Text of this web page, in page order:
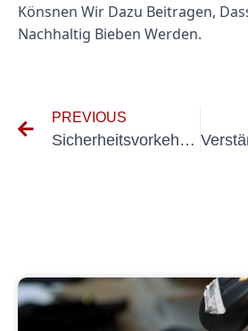
Könsnen Wir Dazu Beitragen,
Nachhaltig Bieben Werden.
PREVIOUS
Sicherheitsvorkehrungen für die Verwendung von Nicht Ortsfeste Elektrische Behrunmittel